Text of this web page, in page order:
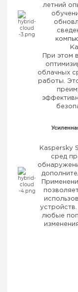
летний
При этом
облачных
работы.
Kaspersky
сред
любые